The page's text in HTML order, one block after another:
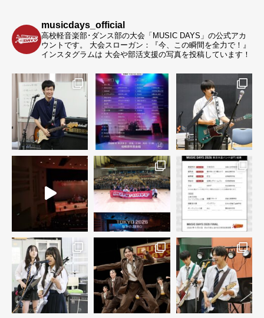
musicdays_official
高校軽音楽部･ダンス部の大会「MUSIC DAYS」の公式アカ
ウントです。
大会スローガン：『今、この瞬間を全力で！』
インスタグラムは 大会や部活支援の写真を投稿しています！